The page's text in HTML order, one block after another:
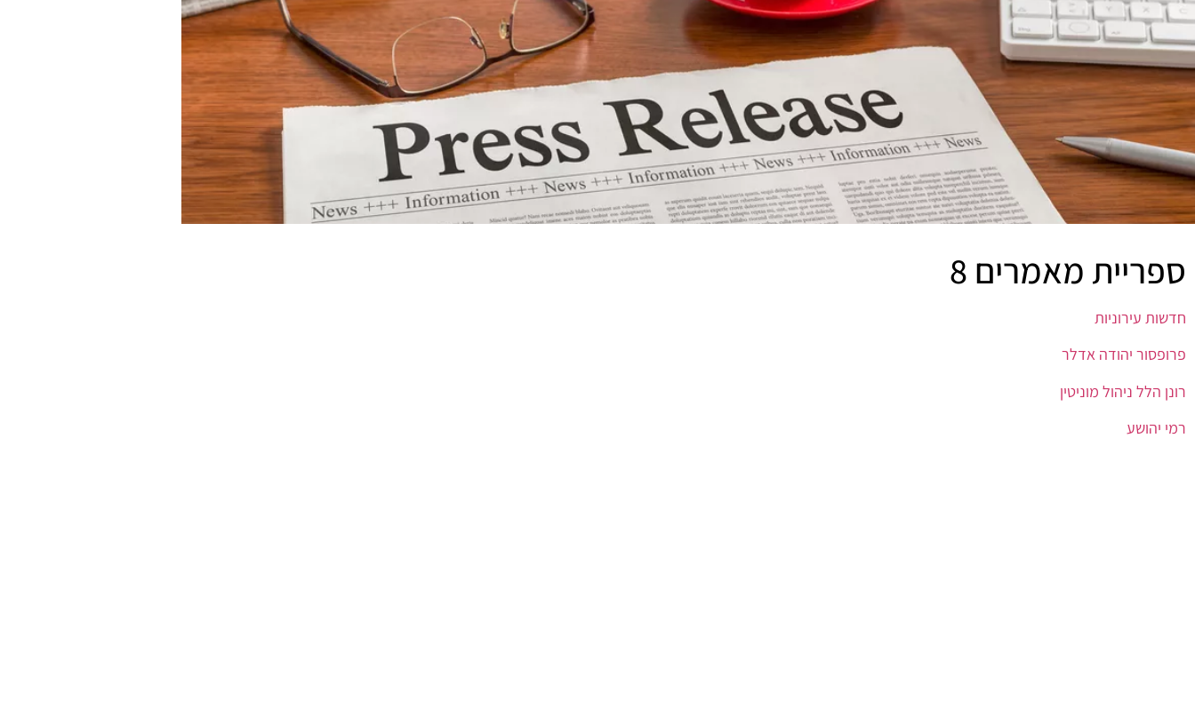
ספריית מאמרים 8
חדשות עירוניות
פרופסור יהודה אדלר
רונן הלל ניהול מוניטין
רמי יהושע